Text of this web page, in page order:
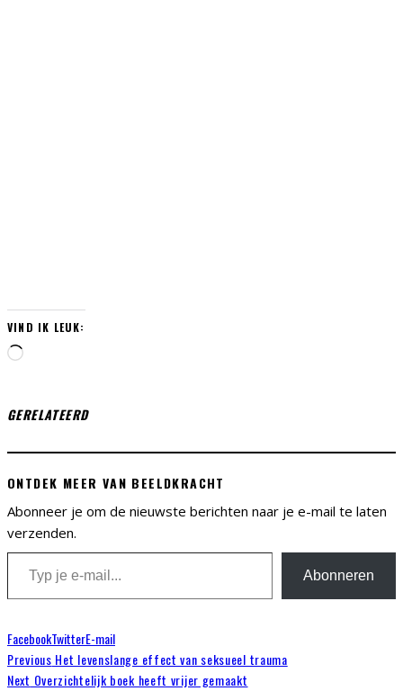
VIND IK LEUK:
Aan
GERELATEERD
ONTDEK MEER VAN BEELDKRACHT
Abonneer je om de nieuwste berichten naar je e-mail te laten
verzenden.
Typ je e-mail...
Abonneren
FacebookTwitterE-mail
Previous Het levenslange effect van seksueel trauma
Next Overzichtelijk boek heeft vrijer gemaakt